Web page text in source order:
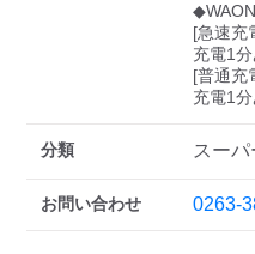
[急速充
充電1
[普通充
充電1
分類 スー
お問い合わせ 0263-